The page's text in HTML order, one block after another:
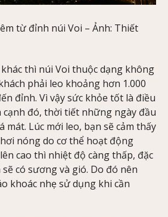
từ đỉnh núi Voi – Ảnh: Thiết
thì núi Voi thuộc dạng không
phải leo khoảng hơn 1.000
đỉnh. Vì vậy sức khỏe tốt là điều
cạnh đó, thời tiết những ngày đầu
mát. Lúc mới leo, bạn sẽ cảm thấy
nóng do cơ thể hoạt động
cao thì nhiệt độ càng thấp, đặc
có sương và gió. Do đó nên
khoác nhẹ sử dụng khi cần